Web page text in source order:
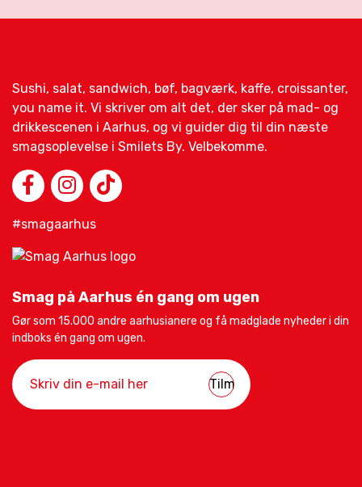
Sushi, salat, sandwich, bøf, bagværk, kaffe, croissanter,
you name it. Vi skriver om alt det, der sker på mad- og
drikkescenen i Aarhus, og vi guider dig til din næste
smagsoplevelse i Smilets By. Velbekomme.
#smagaarhus
Smag på Aarhus én gang om ugen
Gør som 15.000 andre aarhusianere og få madglade nyheder i din
indboks én gang om ugen.